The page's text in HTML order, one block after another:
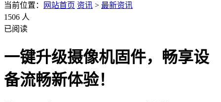
当前位置： 网站首页 资讯 > 最新资讯
1506 人
已阅读
一键升级摄像机固件，畅享设
备流畅新体验！